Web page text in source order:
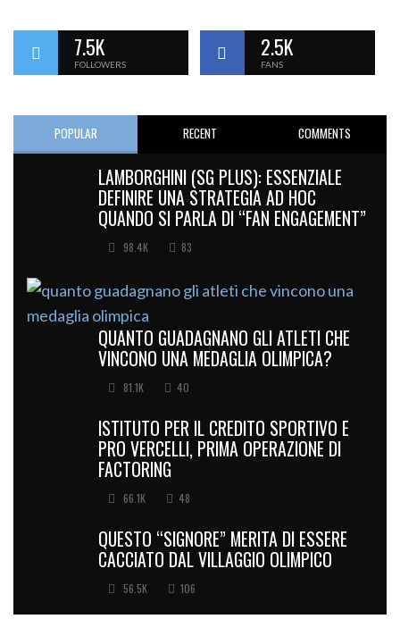
7.5K
FOLLOWERS
2.5K
FANS
POPULAR RECENT COMMENTS
LAMBORGHINI (SG PLUS): ESSENZIALE
DEFINIRE UNA STRATEGIA AD HOC
QUANDO SI PARLA DI “FAN ENGAGEMENT”
98.4K 83
QUANTO GUADAGNANO GLI ATLETI CHE
VINCONO UNA MEDAGLIA OLIMPICA?
81.1K 40
ISTITUTO PER IL CREDITO SPORTIVO E
PRO VERCELLI, PRIMA OPERAZIONE DI
FACTORING
66.1K 48
QUESTO “SIGNORE” MERITA DI ESSERE
CACCIATO DAL VILLAGGIO OLIMPICO
56.5K 106